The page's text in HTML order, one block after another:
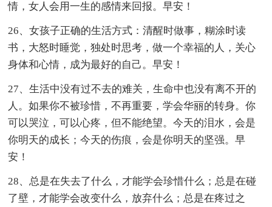
情，女人会用一生的感情来回报。早安！
26、女孩子正确的生活方式：清醒时做事，糊涂时读
书，大怒时睡觉，独处时思考，做一个幸福的人，关心
身体和心情，成为最好的自己。早安！
27、生活中没有过不去的难关，生命中也没有离不开的
人。如果你不被珍惜，不再重要，学会华丽的转身。你
可以哭泣，可以心疼，但不能绝望。今天的泪水，会是
你明天的成长；今天的伤痕，会是你明天的坚强。早
安！
28、总是在失去了什么，才能学会珍惜什么；总是在碰
了壁，才能学会改变什么，放弃什么；总是在疼过之